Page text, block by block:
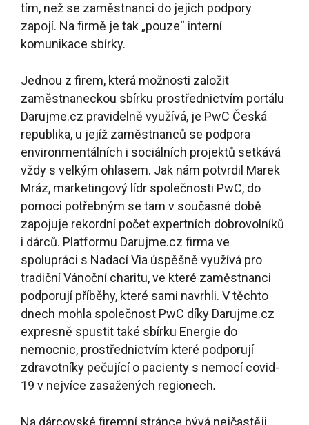
tím, než se zaměstnanci do jejich podpory
zapojí. Na firmě je tak „pouze“ interní
komunikace sbírky.
Jednou z firem, která možnosti založit
zaměstnaneckou sbírku prostřednictvím portálu
Darujme.cz pravidelně využívá, je PwC Česká
republika, u jejíž zaměstnanců se podpora
environmentálních i sociálních projektů setkává
vždy s velkým ohlasem. Jak nám potvrdil Marek
Mráz, marketingový lídr společnosti PwC, do
pomoci potřebným se tam v současné době
zapojuje rekordní počet expertních dobrovolníků
i dárců. Platformu Darujme.cz firma ve
spolupráci s Nadací Via úspěšně využívá pro
tradiční Vánoční charitu, ve které zaměstnanci
podporují příběhy, které sami navrhli. V těchto
dnech mohla společnost PwC díky Darujme.cz
expresně spustit také sbírku Energie do
nemocnic, prostřednictvím které podporují
zdravotníky pečující o pacienty s nemocí covid-
19 v nejvíce zasažených regionech.
Na dárcovské firemní stránce bývá nejčastěji